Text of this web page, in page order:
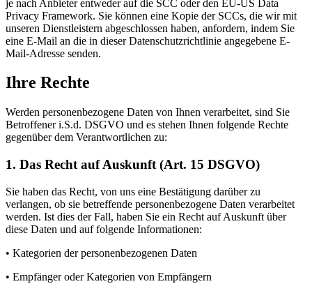
je nach Anbieter entweder auf die SCC oder den EU-US Data
Privacy Framework. Sie können eine Kopie der SCCs, die wir mit
unseren Dienstleistern abgeschlossen haben, anfordern, indem Sie
eine E-Mail an die in dieser Datenschutzrichtlinie angegebene E-
Mail-Adresse senden.
Ihre Rechte
Werden personenbezogene Daten von Ihnen verarbeitet, sind Sie
Betroffener i.S.d. DSGVO und es stehen Ihnen folgende Rechte
gegenüber dem Verantwortlichen zu:
1. Das Recht auf Auskunft (Art. 15 DSGVO)
Sie haben das Recht, von uns eine Bestätigung darüber zu
verlangen, ob sie betreffende personenbezogene Daten verarbeitet
werden. Ist dies der Fall, haben Sie ein Recht auf Auskunft über
diese Daten und auf folgende Informationen:
• Kategorien der personenbezogenen Daten
• Empfänger oder Kategorien von Empfängern